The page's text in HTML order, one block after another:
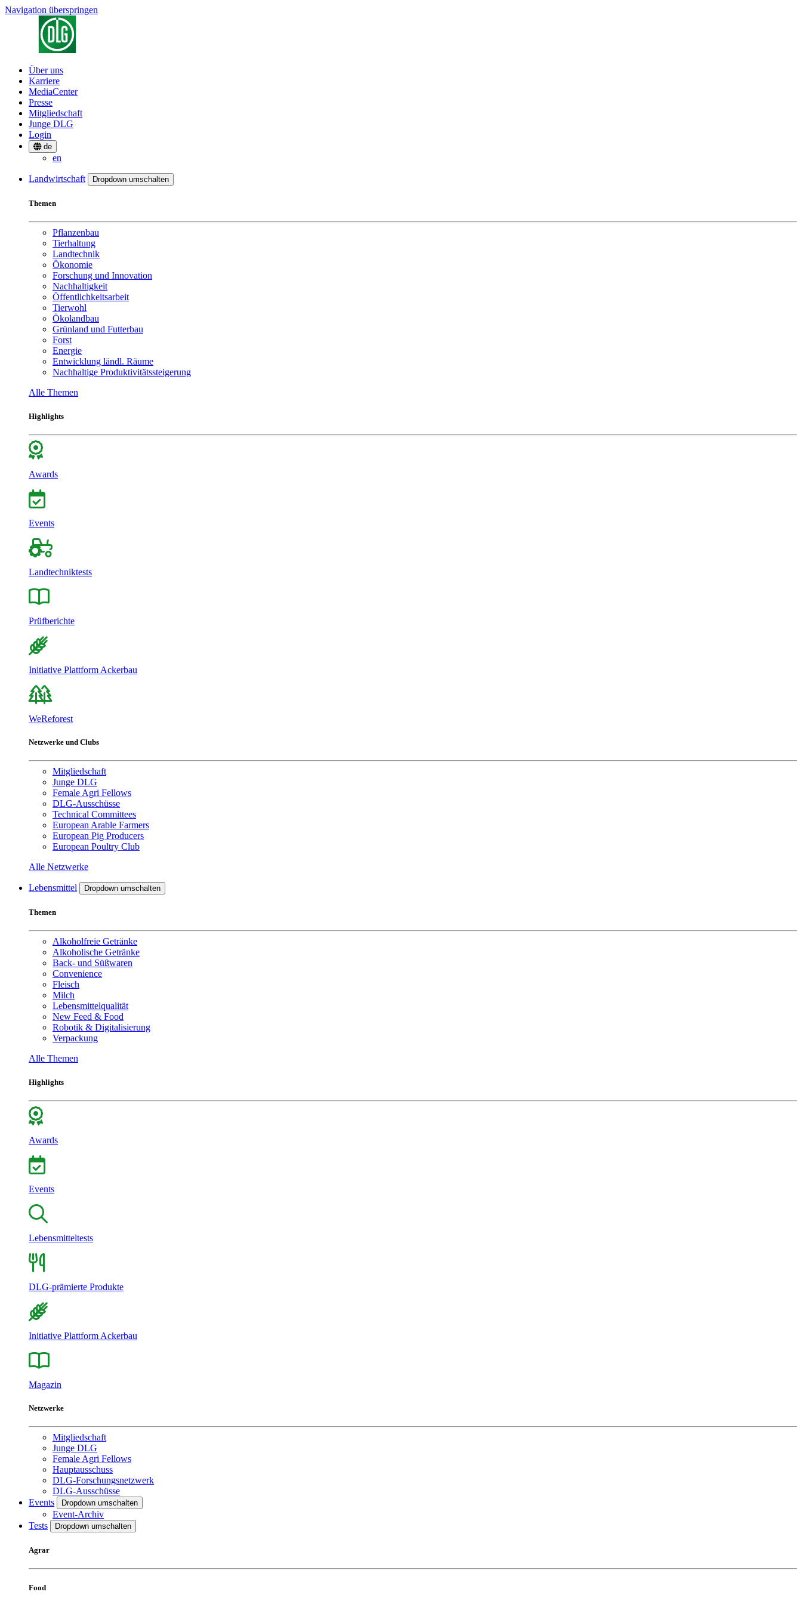
Navigation überspringen
Über uns
Karriere
MediaCenter
Presse
Mitgliedschaft
Junge DLG
Login
de
en
Landwirtschaft Dropdown umschalten
Themen
Pflanzenbau
Tierhaltung
Landtechnik
Ökonomie
Forschung und Innovation
Nachhaltigkeit
Öffentlichkeitsarbeit
Tierwohl
Ökolandbau
Grünland und Futterbau
Forst
Energie
Entwicklung ländl. Räume
Nachhaltige Produktivitätssteigerung
Alle Themen
Highlights
Awards
Events
Landtechniktests
Prüfberichte
Initiative Plattform Ackerbau
WeReforest
Netzwerke und Clubs
Mitgliedschaft
Junge DLG
Female Agri Fellows
DLG-Ausschüsse
Technical Committees
European Arable Farmers
European Pig Producers
European Poultry Club
Alle Netzwerke
Lebensmittel Dropdown umschalten
Themen
Alkoholfreie Getränke
Alkoholische Getränke
Back- und Süßwaren
Convenience
Fleisch
Milch
Lebensmittelqualität
New Feed & Food
Robotik & Digitalisierung
Verpackung
Alle Themen
Highlights
Awards
Events
Lebensmitteltests
DLG-prämierte Produkte
Initiative Plattform Ackerbau
Magazin
Netzwerke
Mitgliedschaft
Junge DLG
Female Agri Fellows
Hauptausschuss
DLG-Forschungsnetzwerk
DLG-Ausschüsse
Events
Dropdown umschalten
Event-Archiv
Tests
Dropdown umschalten
Agrar
Food